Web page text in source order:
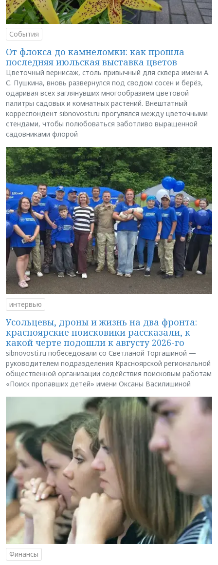
События
От флокса до камнеломки: как прошла
последняя июльская выставка цветов
Цветочный вернисаж, столь привычный для сквера имени А.
С. Пушкина, вновь развернулся под сводом сосен и берёз,
одаривая всех заглянувших многообразием цветовой
палитры садовых и комнатных растений. Внештатный
корреспондент sibnovosti.ru прогулялся между цветочными
стендами, чтобы полюбоваться заботливо выращенной
садовниками флорой
интервью
Усольцевы, дроны и жизнь на два фронта:
красноярские поисковики рассказали, к
какой черте подошли к августу 2026-го
sibnovosti.ru побеседовали со Светланой Торгашиной —
руководителем подразделения Красноярской региональной
общественной организации содействия поисковым работам
«Поиск пропавших детей» имени Оксаны Василишиной
Финансы